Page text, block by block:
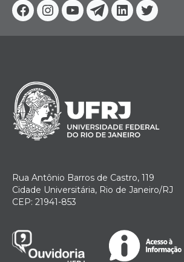
Facebook
Instagram
YoutubeTelegram
Linkedin
Twitter
Rua Antônio Barros de Castro, 119
Cidade Universitária, Rio de Janeiro/RJ
CEP: 21941-853